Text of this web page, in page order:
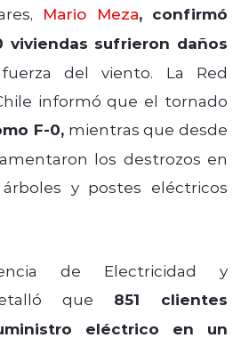
Mario Meza, confirmó
viviendas sufrieron daños
del viento. La Red
informó que el tornado
F-0, mientras que desde
los destrozos en
y postes eléctricos
de Electricidad y
que 851 clientes
eléctrico en un